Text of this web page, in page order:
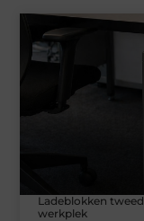
Ladeblokken
werkplek